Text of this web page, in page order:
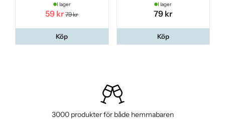
I lager
59 kr 79 kr
Köp
I lager
79 kr
Köp
3000 produkter för både hemmabaren